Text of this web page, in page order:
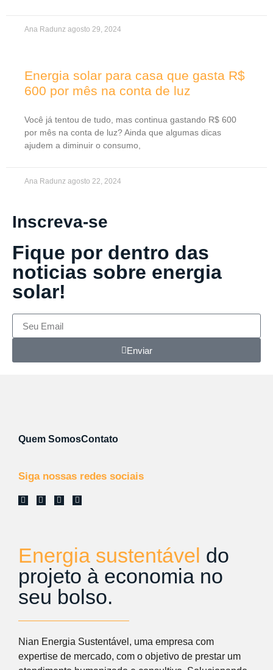
Ana Radunz agosto 29, 2024
Energia solar para casa que gasta R$
600 por mês na conta de luz
Você já tentou de tudo, mas continua gastando R$ 600
por mês na conta de luz? Ainda que algumas dicas
ajudem a diminuir o consumo,
Ana Radunz agosto 22, 2024
Inscreva-se
Fique por dentro das
noticias sobre energia
solar!
Enviar
Quem SomosContato
Siga nossas redes sociais
Energia sustentável do
projeto à economia no
seu bolso.
Nian Energia Sustentável, uma empresa com
expertise de mercado, com o objetivo de prestar um